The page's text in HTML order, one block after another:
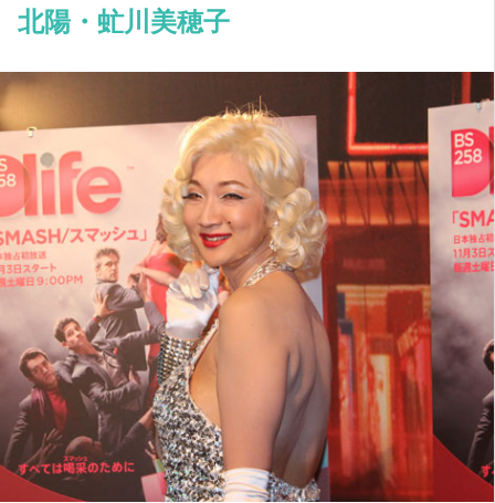
北陽・虻川美穂子